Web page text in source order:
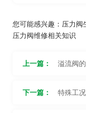
您可能感兴趣： 压力阀
压力阀维修相关知识
上一篇： 溢流阀
下一篇： 特殊工